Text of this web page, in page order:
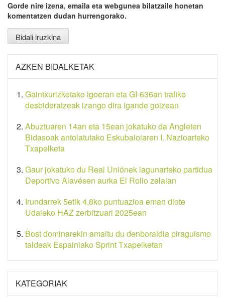
Gorde nire izena, emaila eta webgunea bilatzaile honetan
komentatzen dudan hurrengorako.
AZKEN BIDALKETAK
Gaintxurizketako igoeran eta GI-636an trafiko
desbideratzeak izango dira igande goizean
Abuztuaren 14an eta 15ean jokatuko da Angleten
Bidasoak antolatutako Eskubaloiaren I. Nazioarteko
Txapelketa
Gaur jokatuko du Real Uniónek lagunarteko partidua
Deportivo Alavésen aurka El Rollo zelaian
Irundarrek 5etik 4,8ko puntuazioa eman diote
Udaleko HAZ zerbitzuari 2025ean
Bost dominarekin amaitu du denboraldia piraguismo
taldeak Espainiako Sprint Txapelketan
KATEGORIAK